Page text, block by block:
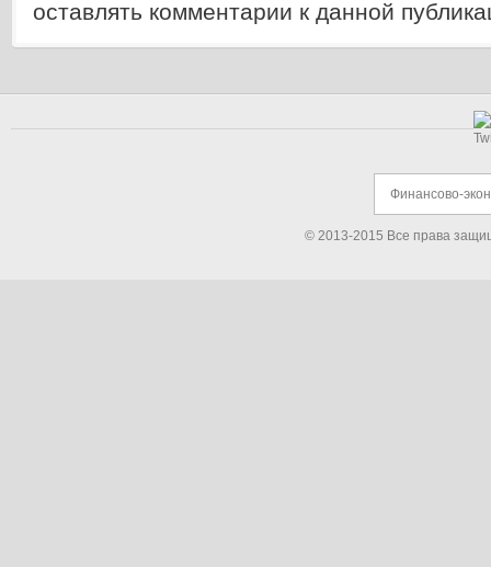
оставлять комментарии к данной
Финансово-
© 2013-2015 Все права